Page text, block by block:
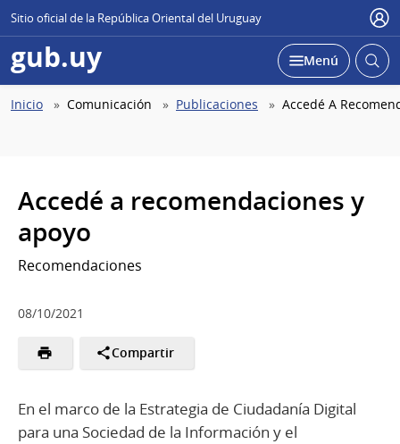
Sitio oficial de la República Oriental del Uruguay
gub.uy Abierta
Desplegar
Menú Abrir
Ruta
Inicio Comunicación Publicaciones Accedé A
Accedé a recomendaciones y
apoyo
Recomendaciones
08/10/2021
Compartir
En el marco de la Estrategia de Ciudadanía Digital
para una Sociedad de la Información y el